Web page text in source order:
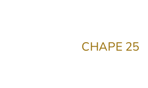
CHAPE 25